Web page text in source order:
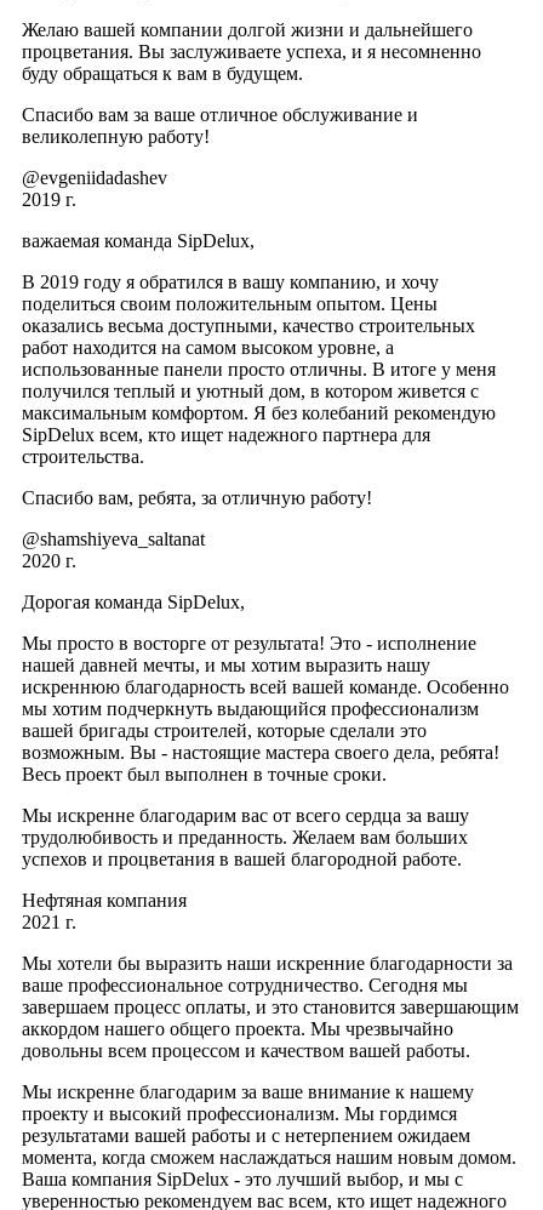
Желаю вашей компании долгой жизни и дальнейшего
процветания. Вы заслуживаете успеха, и я несомненно
буду обращаться к вам в будущем.
Спасибо вам за ваше отличное обслуживание и
великолепную работу!
@evgeniidadashev
2019 г.
важаемая команда SipDelux,
В 2019 году я обратился в вашу компанию, и хочу
поделиться своим положительным опытом. Цены
оказались весьма доступными, качество строительных
работ находится на самом высоком уровне, а
использованные панели просто отличны. В итоге у меня
получился теплый и уютный дом, в котором живется с
максимальным комфортом. Я без колебаний рекомендую
SipDelux всем, кто ищет надежного партнера для
строительства.
Спасибо вам, ребята, за отличную работу!
@shamshiyeva_saltanat
2020 г.
Дорогая команда SipDelux,
Мы просто в восторге от результата! Это - исполнение
нашей давней мечты, и мы хотим выразить нашу
искреннюю благодарность всей вашей команде. Особенно
мы хотим подчеркнуть выдающийся профессионализм
вашей бригады строителей, которые сделали это
возможным. Вы - настоящие мастера своего дела, ребята!
Весь проект был выполнен в точные сроки.
Мы искренне благодарим вас от всего сердца за вашу
трудолюбивость и преданность. Желаем вам больших
успехов и процветания в вашей благородной работе.
Нефтяная компания
2021 г.
Мы хотели бы выразить наши искренние благодарности за
ваше профессиональное сотрудничество. Сегодня мы
завершаем процесс оплаты, и это становится завершающим
аккордом нашего общего проекта. Мы чрезвычайно
довольны всем процессом и качеством вашей работы.
Мы искренне благодарим за ваше внимание к нашему
проекту и высокий профессионализм. Мы гордимся
результатами вашей работы и с нетерпением ожидаем
момента, когда сможем наслаждаться нашим новым домом.
Ваша компания SipDelux - это лучший выбор, и мы с
уверенностью рекомендуем вас всем, кто ищет надежного